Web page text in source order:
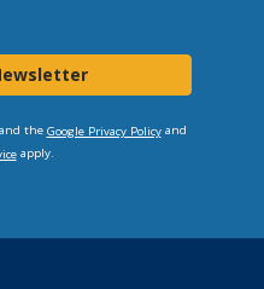
the Google Privacy Policyand
apply.